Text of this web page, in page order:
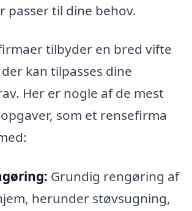
passer til dine behov.
tilbyder en bred vifte
kan tilpasses dine
Her er nogle af de mest
som et rensefirma
Grundig rengøring af
herunder støvsugning,